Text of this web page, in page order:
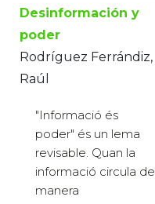
Desinformación y
poder
Rodríguez Ferrándiz,
Raúl
"Informació és
poder" és un lema
revisable. Quan la
informació circula de
manera